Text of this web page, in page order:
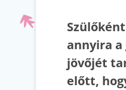
annyira
jövőjét
előtt,